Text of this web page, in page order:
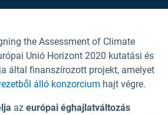
the Assessment of Climate
Unió Horizont 2020 kutatási és
által finanszírozott projekt, amelyet
álló konzorcium hajt végre.
az európai éghajlatváltozás